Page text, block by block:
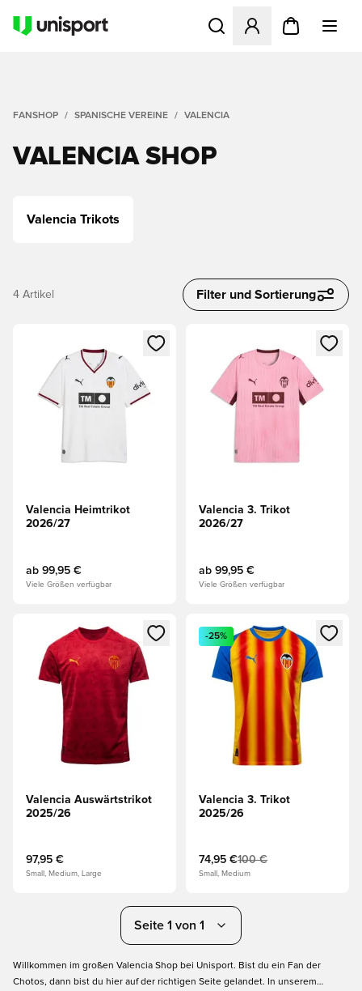
Öffnet ein neues Fenster
FANSHOP SPANISCHE VEREINE VALENCIA
VALENCIA SHOP
Valencia Trikots
4 Artikel Filter und Sortierung
Öffnet ein neues Fenster zum Anmelden oder Registrieren
Valencia Heimtrikot
2026/27
ab 99,95 €
Viele Größen verfügbar
Öffnet ein neues Fenster
Valencia 3. Trikot
2026/27
ab 99,95 €
Viele Größen verfügbar
Öffnet ein neues Fenster zum Anmelden oder Registrieren
Valencia Auswärtstrikot
2025/26
97,95 €
Small, Medium, Large
Öffnet ein neues Fenster
-25%
Valencia 3. Trikot
2025/26
74,95 €100 €
Small, Medium
Seite 1 von 1
Willkommen im großen Valencia Shop bei Unisport. Bist du ein Fan der
Chotos, dann bist du hier auf der richtigen Seite gelandet. In unserem